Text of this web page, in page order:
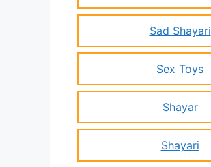
Sad Shayari
Sex Toys
Shayar
Shayari